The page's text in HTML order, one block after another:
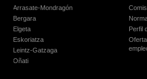
Arrasate-Mondragón
Bergara
Elgeta
Eskoriatza
Leintz-Gatzaga
Oñati
Perfil